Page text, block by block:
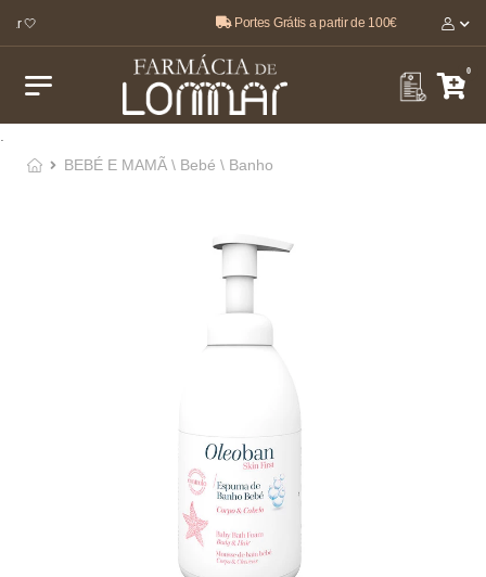
🤍 Portes Grátis a partir de 100€
0
BEBÉ E MAMÃ \ Bebé \ Banho